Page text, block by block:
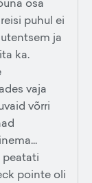
puhul ei
ja
ka.
vaja
võrri
peatati
pointe oli